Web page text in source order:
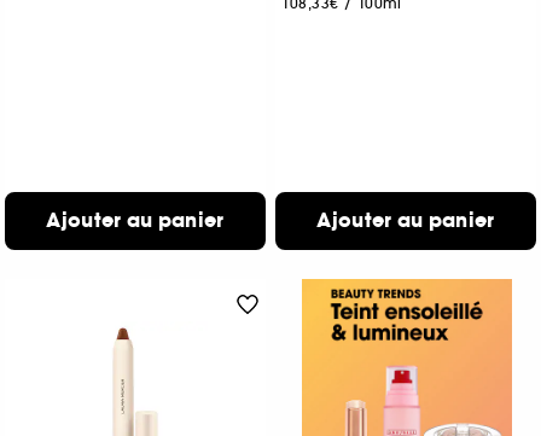
Ajouter au panier Ajouter au panier